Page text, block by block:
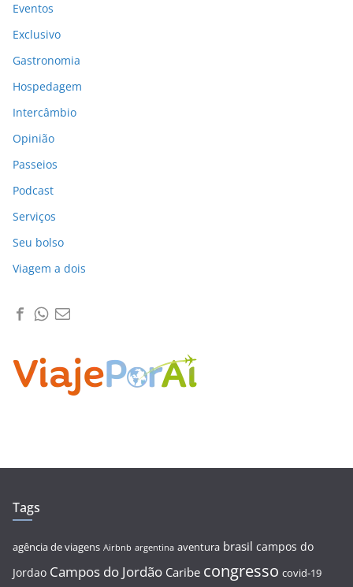
Eventos
Exclusivo
Gastronomia
Hospedagem
Intercâmbio
Opinião
Passeios
Podcast
Serviços
Seu bolso
Viagem a dois
Tags
agência de viagens Airbnb argentina aventura brasil campos do
Jordao Campos do Jordão Caribe congresso covid-19